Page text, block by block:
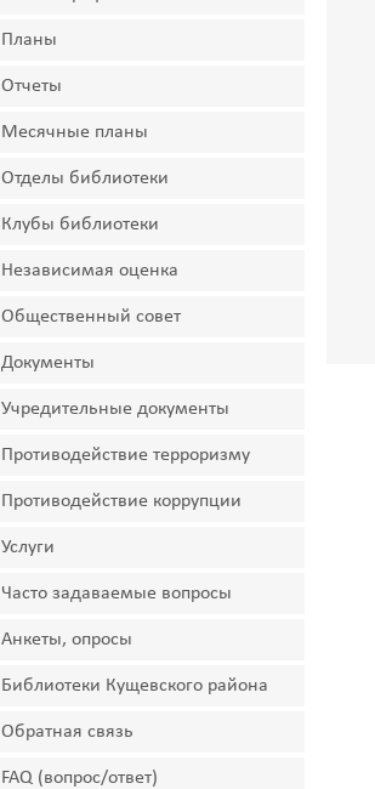
Планы
Отчеты
Месячные планы
Отделы библиотеки
Клубы библиотеки
Независимая оценка
Общественный совет
Документы
Учредительные документы
Противодействие терроризму
Противодействие коррупции
Услуги
Часто задаваемые вопросы
Анкеты, опросы
Библиотеки Кущевского района
Обратная связь
FAQ (вопрос/ответ)